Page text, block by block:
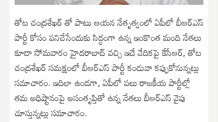
తోట చంద్రశేఖర్ తో పాటు ఆయన నేతృత్వంలో ఏపీలో బీఆర్ఎస్
పార్టీ కోసం పనిచేసేందుకు సిద్ధంగా ఉన్న ఇంకొంత మంది నేతలు
కూడా సోమవారం హైదరాబాద్ వచ్చి ఇదే వేదికపై కేసీఆర్, తోట
చంద్రశేఖర్ సమక్షంలో బీఆర్ఎస్ పార్టీ కండువా కప్పుకోనున్నట్లు
సమాచారం. ఇదిలా ఉండగా, ఏపీలో పలు రాజకీయ పార్టీల్లో
తమ అధిష్టానంపై అసంతృప్తితో ఉన్న నేతలు బీఆర్ఎస్ వైపు
చూస్తున్నట్లు సమాచారం.